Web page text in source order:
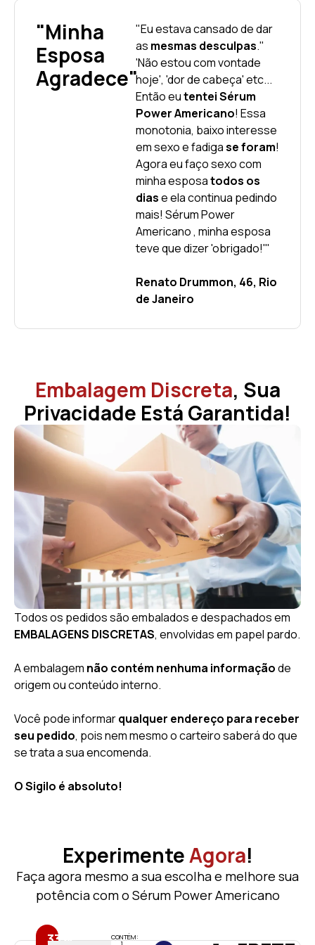
"Minha
Esposa
Agradece"
"Eu estava cansado de dar
as mesmas desculpas."
'Não estou com vontade
hoje', 'dor de cabeça' etc...
Então eutentei Sérum
Power Americano! Essa
monotonia, baixo interesse
em sexo e fadigase foram!
Agora eu faço sexo com
minha esposatodos os
diase ela continua pedindo
mais! Sérum Power
Americano , minha esposa
teve que dizer 'obrigado!'"
Renato Drummon, 46, Rio
de Janeiro
Embalagem Discreta, Sua
Privacidade Está Garantida!
Todos os pedidos são embalados e despachados em
EMBALAGENS DISCRETAS, envolvidas em papel pardo.
A embalagem não contém nenhuma informaçãode
origem ou conteúdo interno.
Você pode informarqualquer endereço para receber
seu pedido, pois nem mesmo o carteiro saberá do que
se trata a sua encomenda.
O Sigilo é absoluto!
ExperimenteAgora!
Faça agora mesmo a sua escolha e melhore sua
potência com o Sérum Power Americano
33%
CONTÉM: